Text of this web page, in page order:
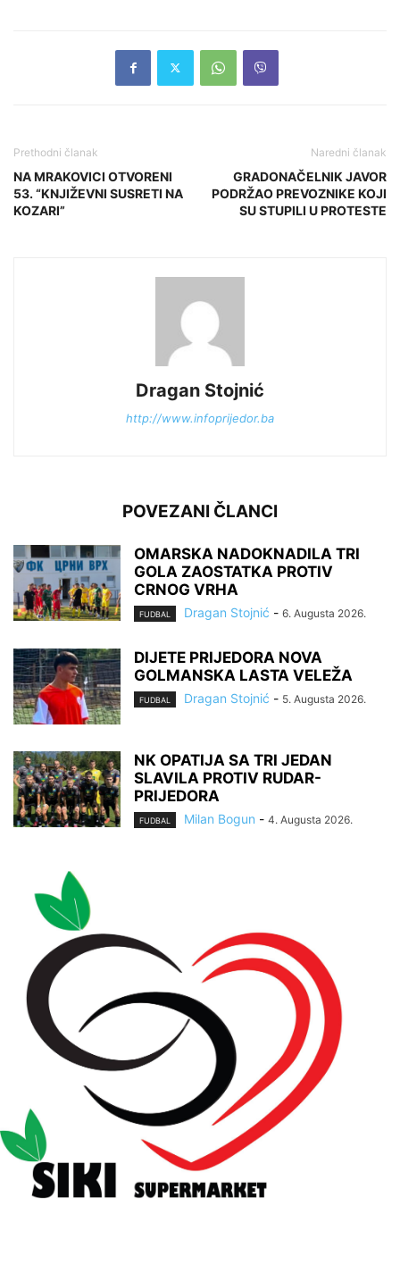
Prethodni članak
NA MRAKOVICI OTVORENI
53. “KNJIŽEVNI SUSRETI NA
KOZARI”
Naredni članak
GRADONAČELNIK JAVOR
PODRŽAO PREVOZNIKE KOJI
SU STUPILI U PROTESTE
Dragan Stojnić
http://www.infoprijedor.ba
POVEZANI ČLANCI
OMARSKA NADOKNADILA TRI
GOLA ZAOSTATKA PROTIV
CRNOG VRHA
FUDBAL Dragan Stojnić - 6. Augusta 2026.
DIJETE PRIJEDORA NOVA
GOLMANSKA LASTA VELEŽA
FUDBAL Dragan Stojnić - 5. Augusta 2026.
NK OPATIJA SA TRI JEDAN
SLAVILA PROTIV RUDAR-
PRIJEDORA
FUDBAL Milan Bogun - 4. Augusta 2026.